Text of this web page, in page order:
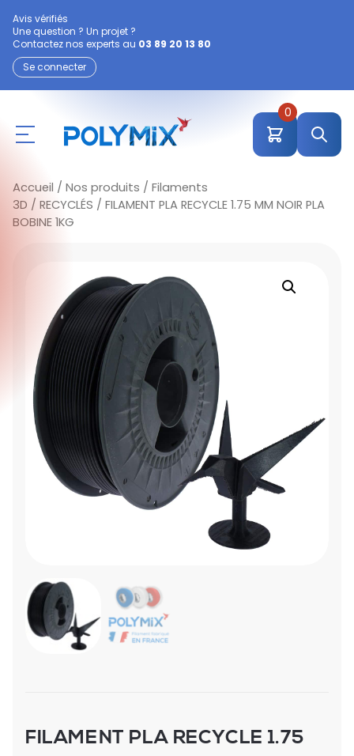
Avis vérifiés
Une question ? Un projet ?
Contactez nos experts au 03 89 20 13 80
Se connecter
0
Accueil / Nos produits / Filaments
3D / RECYCLÉS / FILAMENT PLA RECYCLE 1.75 MM NOIR PLA
BOBINE 1KG
FILAMENT PLA RECYCLE 1.75